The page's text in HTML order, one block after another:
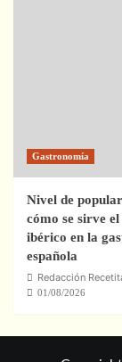
Gastronomía
Nivel de
cómo se sirve
ibérico en la
española
Redacción
01/08/2026